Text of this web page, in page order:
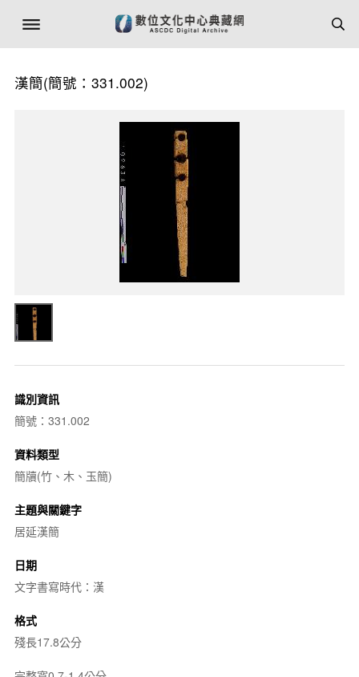
漢簡(簡號：331.002)
識別資訊
簡號：331.002
資料類型
簡牘(竹、木、玉簡)
主題與關鍵字
居延漢簡
日期
文字書寫時代：漢
格式
殘長17.8公分